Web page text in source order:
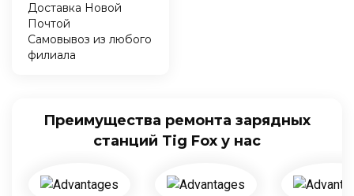
Доставка Новой
Почтой
Самовывоз из любого
филиала
Преимущества ремонта зарядных
станций Tig Fox у нас